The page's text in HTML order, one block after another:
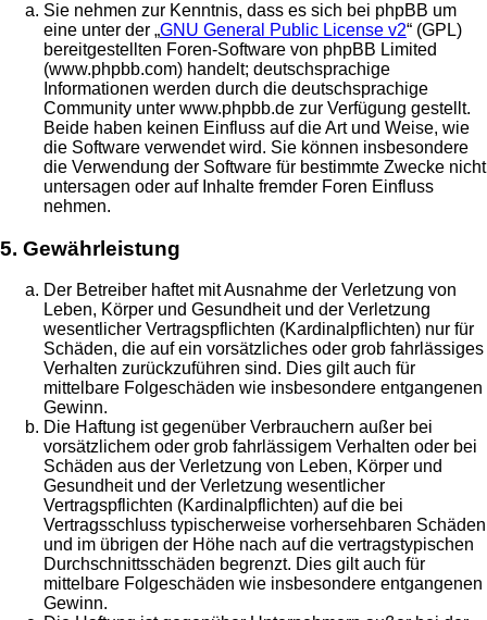
Sie nehmen zur Kenntnis, dass es sich bei phpBB um
eine unter der „GNU General Public License v2“ (GPL)
bereitgestellten Foren-Software von phpBB Limited
(www.phpbb.com) handelt; deutschsprachige
Informationen werden durch die deutschsprachige
Community unter www.phpbb.de zur Verfügung gestellt.
Beide haben keinen Einfluss auf die Art und Weise, wie
die Software verwendet wird. Sie können insbesondere
die Verwendung der Software für bestimmte Zwecke nicht
untersagen oder auf Inhalte fremder Foren Einfluss
nehmen.
5. Gewährleistung
Der Betreiber haftet mit Ausnahme der Verletzung von
Leben, Körper und Gesundheit und der Verletzung
wesentlicher Vertragspflichten (Kardinalpflichten) nur für
Schäden, die auf ein vorsätzliches oder grob fahrlässiges
Verhalten zurückzuführen sind. Dies gilt auch für
mittelbare Folgeschäden wie insbesondere entgangenen
Gewinn.
Die Haftung ist gegenüber Verbrauchern außer bei
vorsätzlichem oder grob fahrlässigem Verhalten oder bei
Schäden aus der Verletzung von Leben, Körper und
Gesundheit und der Verletzung wesentlicher
Vertragspflichten (Kardinalpflichten) auf die bei
Vertragsschluss typischerweise vorhersehbaren Schäden
und im übrigen der Höhe nach auf die vertragstypischen
Durchschnittsschäden begrenzt. Dies gilt auch für
mittelbare Folgeschäden wie insbesondere entgangenen
Gewinn.